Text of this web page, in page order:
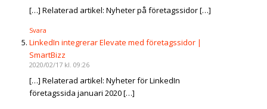
[…] Relaterad artikel: Nyheter på företagssidor […]
Svara
LinkedIn integrerar Elevate med företagssidor |
SmartBizz
2020/02/17 kl. 09:26
[…] Relaterad artikel: Nyheter för LinkedIn
företagssida januari 2020 […]